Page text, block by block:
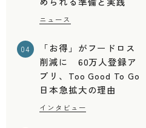
ニュース
04
「お得」がフードロス
削減に 60万人登録ア
プリ、Too Good To Go
日本急拡大の理由
インタビュー